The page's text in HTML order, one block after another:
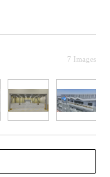
7 Images